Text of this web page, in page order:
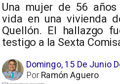
Una mujer de 56
vida en una vivienda
Quellón. El hallazgo
testigo a la Sexta
Domingo, 15 De Junio
Ramón Aguero
Por